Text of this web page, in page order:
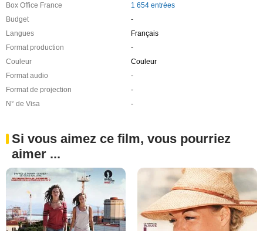
Box Office France
1 654 entrées
Budget
-
Langues
Français
Format production
-
Couleur
Couleur
Format audio
-
Format de projection
-
N° de Visa
-
Si vous aimez ce film, vous pourriez
aimer ...